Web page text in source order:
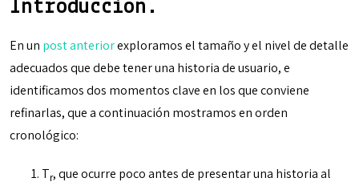
Introducción.
En un post anteriorexploramos el tamaño y el nivel de detalle
adecuados que debe tener una historia de usuario, e
identificamos dos momentos clave en los que conviene
refinarlas, que a continuación mostramos en orden
cronológico:
Tr, que ocurre poco antes de presentar una historia al